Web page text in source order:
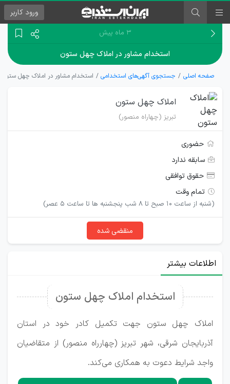
ورود کاربر
۳ ماه پیش
استخدام مشاور در املاک چهل ستون
صفحه اصلی جستجوی آگهی‌های استخدامی استخدام مشاور در املاک چهل ستون
املاک چهل ستون
تبریز (چهاراه منصور)
حضوری
سابقه ندارد
حقوق توافقی
تمام وقت
(شنبه از ساعت 10 صبح تا 8 شب پنجشنبه ها تا ساعت 5 عصر)
منقضی شده
اطلاعات بیشتر
استخدام املاک چهل ستون
املاک چهل ستون جهت تکمیل کادر خود در استان
آذربایجان شرقی، شهر تبریز (چهارراه منصور) از متقاضیان
واجد شرایط دعوت به همکاری می‌کند.